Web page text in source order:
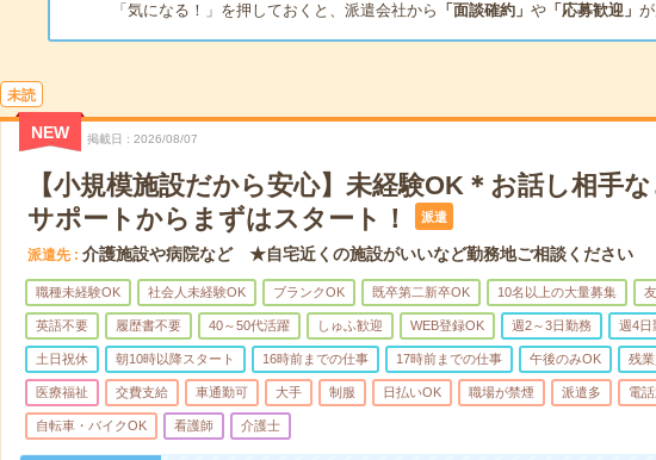
「気になる！」を押しておくと、派遣会社から 「面談確約」 や「応募歓迎」
未読
NEW 掲載日 2026/08/07
【小規模施設だから安心】未経験OK＊お話し相手
サポートからまずはスタート！
派遣
派遣先 介護施設や病院など ★自宅近くの施設がいいなど勤務地ご相談ください
職種未経験OK 社会人未経験OK ブランクOK 既卒第二新卒OK 10名以上の大量募集
英語不要 履歴書不要 40～50代活躍 しゅふ歓迎 WEB登録OK 週2～3日勤務 週4日
土日祝休 朝10時以降スタート 16時前までの仕事 17時前までの仕事 午後のみOK 残
医療福祉 交費支給 車通勤可 大手 制服 日払いOK 職場が禁煙 派遣多 電
自転車・バイクOK 看護師 介護士